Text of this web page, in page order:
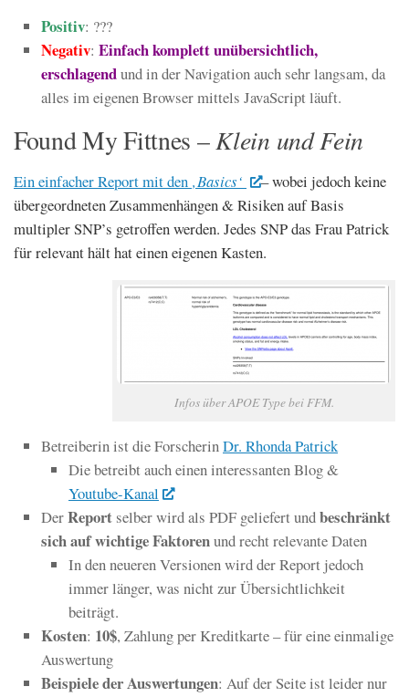
Positiv: ???
Negativ: Einfach komplett unübersichtlich,
erschlagendund in der Navigation auch sehr langsam, da
alles im eigenen Browser mittels JavaScript läuft.
Found My Fittnes –Klein und Fein
Ein einfacher Report mit den ‚Basics‘
– wobei jedoch keine
übergeordneten Zusammenhängen & Risiken auf Basis
multipler SNP’s getroffen werden. Jedes SNP das Frau Patrick
für relevant hält hat einen eigenen Kasten.
Infos über APOE Type bei FFM.
Betreiberin ist die ForscherinDr. Rhonda Patrick
Die betreibt auch einen interessanten Blog &
Youtube-Kanal
DerReport selber wird als PDF geliefert undbeschränkt
sich auf wichtige Faktorenund recht relevante Daten
In den neueren Versionen wird der Report jedoch
immer länger, was nicht zur Übersichtlichkeit
beiträgt.
Kosten: 10$, Zahlung per Kreditkarte – für eine einmalige
Auswertung
Beispiele der Auswertungen: Auf der Seite ist leider nur